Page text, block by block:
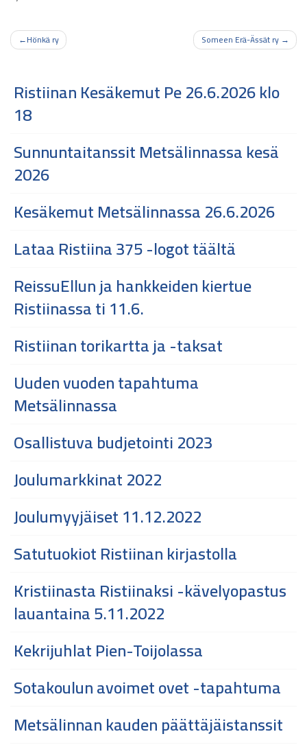
Artikkelien
Hönkä ry Someen Erä-Ässät ry
Ristiinan Kesäkemut Pe 26.6.2026 klo
18
Sunnuntaitanssit Metsälinnassa kesä
2026
Kesäkemut Metsälinnassa 26.6.2026
Lataa Ristiina 375 -logot täältä
ReissuEllun ja hankkeiden kiertue
Ristiinassa ti 11.6.
Ristiinan torikartta ja -taksat
Uuden vuoden tapahtuma
Metsälinnassa
Osallistuva budjetointi 2023
Joulumarkkinat 2022
Joulumyyjäiset 11.12.2022
Satutuokiot Ristiinan kirjastolla
Kristiinasta Ristiinaksi -kävelyopastus
lauantaina 5.11.2022
Kekrijuhlat Pien-Toijolassa
Sotakoulun avoimet ovet -tapahtuma
Metsälinnan kauden päättäjäistanssit